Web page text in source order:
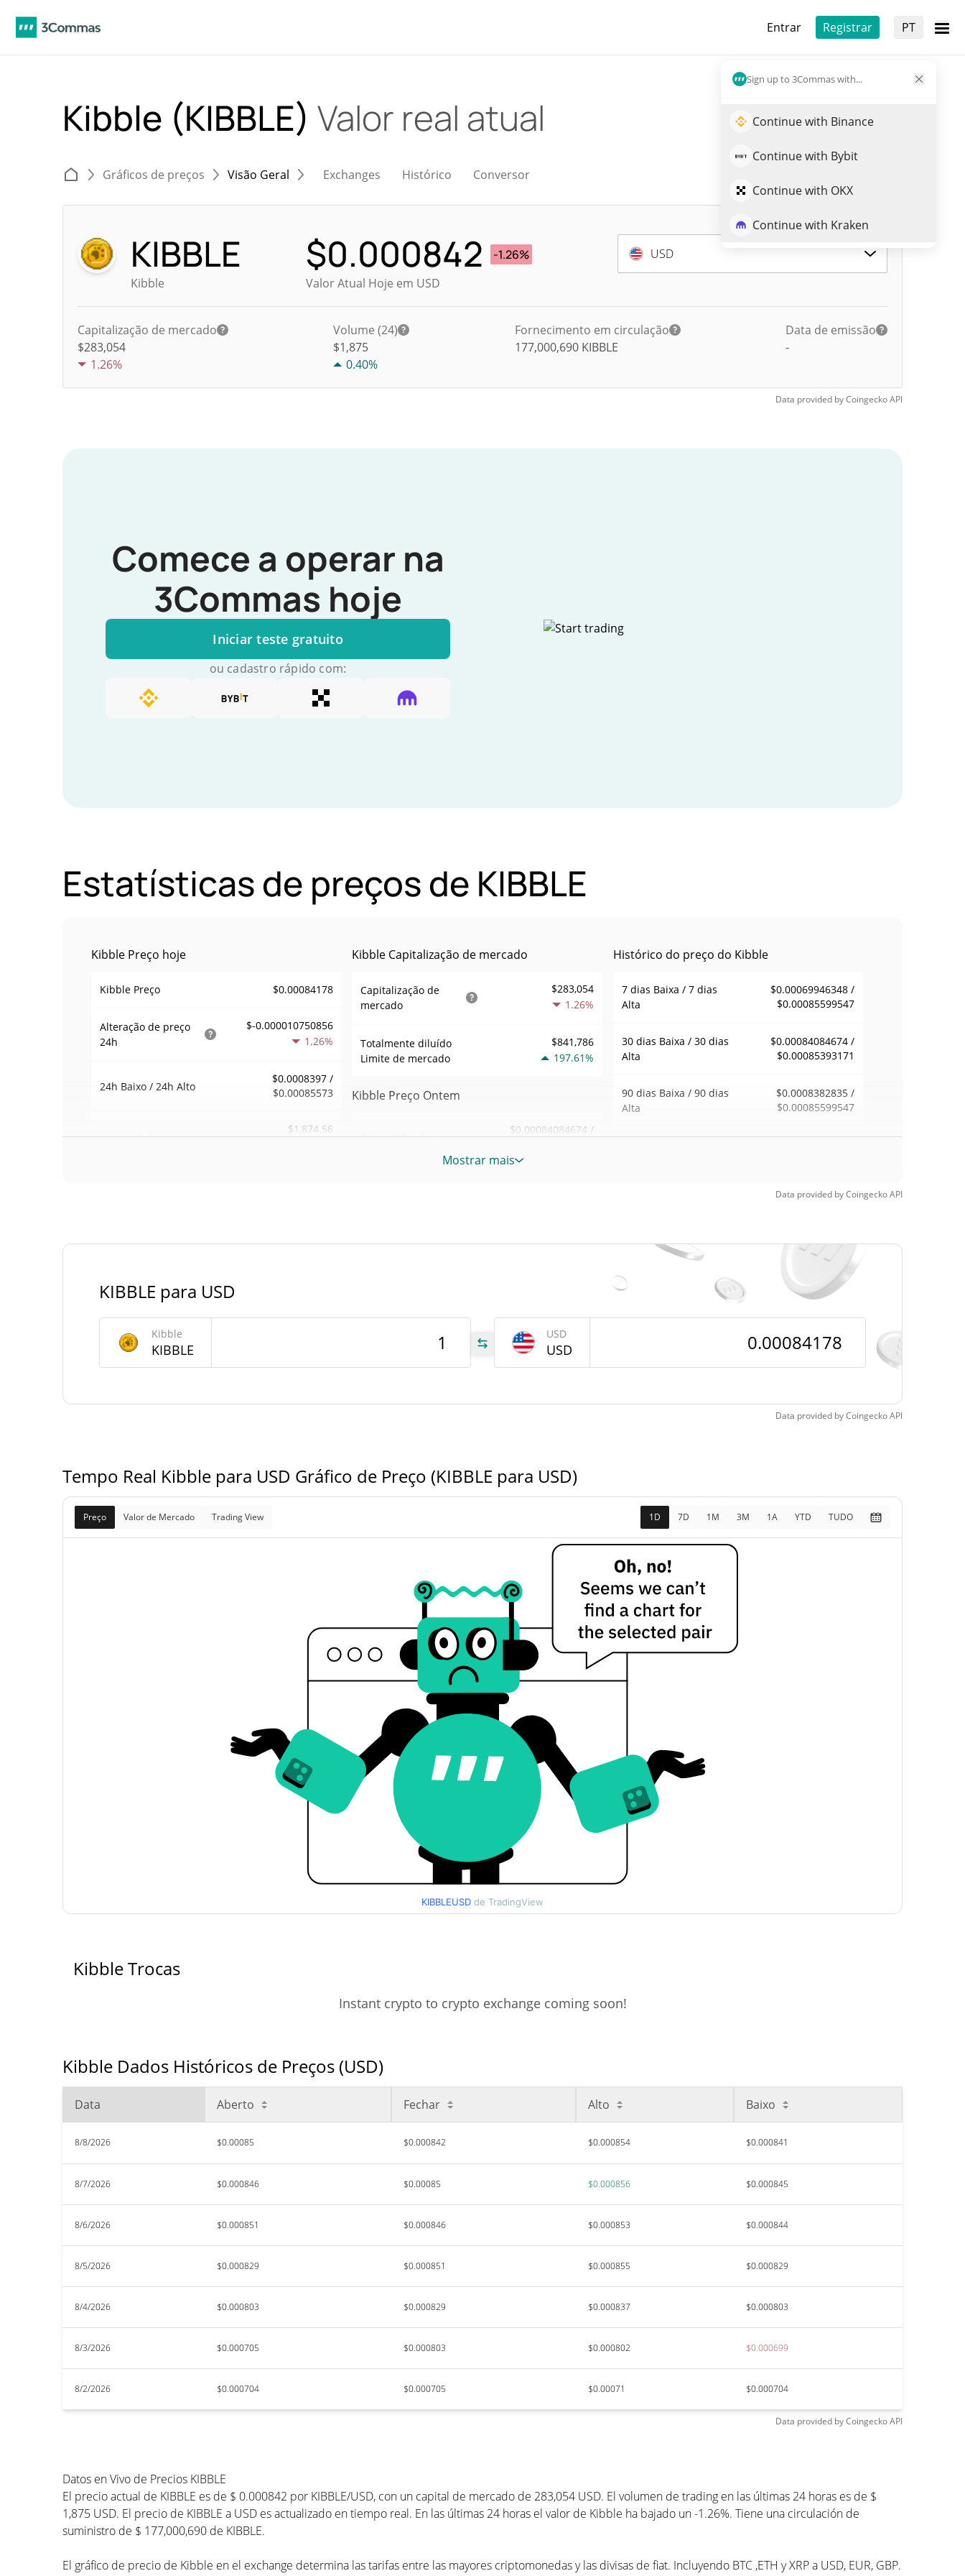
Entrar Registrar PT
Sign up to 3Commas with...
Continue with Binance
Continue with Bybit
Continue with OKX
Continue with Kraken
Kibble (KIBBLE) Valor real atual
Gráficos de preços Visão Geral Exchanges Histórico Conversor
KIBBLE
Kibble
$0.000842
-1.26%
Valor Atual Hoje em USD
USD
Capitalização de mercado
$283,054
1.26%
Volume (24)
$1,875
0.40%
Fornecimento em circulação
177,000,690 KIBBLE
Data de emissão
-
Data provided byCoingeckoAPI
Comece a operar na
3Commas hoje
Iniciar teste gratuito
ou cadastro rápido com:
Estatísticas de preços de KIBBLE
Kibble Preço hoje
Kibble Preço $0.00084178
Alteração de preço
24h
$-0.000010750856
1.26%
24h Baixo / 24h Alto
$0.0008397 /
$0.00085573
Volume24h
$1,874.56
Fornecimento de Kibble
Fornecimento em
Kibble Capitalização de mercado
Capitalização de
mercado
$283,054
1.26%
Totalmente diluído
Limite de mercado
$841,786
197.61%
Kibble Preço Ontem
Baixa / Alta de ontem
$0.00084084674 /
Histórico do preço do Kibble
7 dias Baixa / 7 dias
Alta
$0.00069946348 /
$0.00085599547
30 dias Baixa / 30 dias
Alta
$0.00084084674 /
$0.00085393171
90 dias Baixa / 90 dias
Alta
$0.0008382835 /
$0.00085599547
$0.051158
Baixa de todos os
tempos
Jun 26, 2026 (1 meses atrás)
$0.00069113
21.80%
Mostrar mais
Data provided byCoingeckoAPI
KIBBLE para USD
Kibble
KIBBLE
USD
USD
Data provided byCoingeckoAPI
Tempo Real Kibble para USD Gráfico de Preço (KIBBLE para USD)
Preço Valor de Mercado Trading View 1D 7D 1M 3M 1A YTD TUDO
KIBBLEUSD de TradingView
Kibble Trocas
Instant crypto to crypto exchange coming soon!
Kibble Dados Históricos de Preços (USD)
Data Aberto Fechar Alto Baixo
8/8/2026 $0.00085 $0.000842 $0.000854 $0.000841
8/7/2026 $0.000846 $0.00085 $0.000856 $0.000845
8/6/2026 $0.000851 $0.000846 $0.000853 $0.000844
8/5/2026 $0.000829 $0.000851 $0.000855 $0.000829
8/4/2026 $0.000803 $0.000829 $0.000837 $0.000803
8/3/2026 $0.000705 $0.000803 $0.000802 $0.000699
8/2/2026 $0.000704 $0.000705 $0.00071 $0.000704
Data provided byCoingeckoAPI
Datos en Vivo de Precios KIBBLE
El precio actual de KIBBLE es de $ 0.000842 por KIBBLE/USD, con un capital de mercado de 283,054 USD. El volumen de trading en las últimas 24 horas es de $
1,875 USD. El precio de KIBBLE a USD es actualizado en tiempo real. En las últimas 24 horas el valor de Kibble ha bajado un -1.26%. Tiene una circulación de
suministro de $ 177,000,690 de KIBBLE.
El gráfico de precio de Kibble en el exchange determina las tarifas entre las mayores criptomonedas y las divisas de fiat. Incluyendo BTC ,ETH y XRP a USD, EUR, GBP.